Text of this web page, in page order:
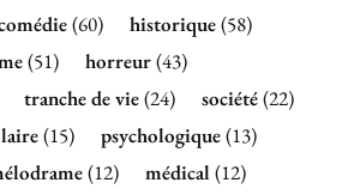
(60) historique(58)
(51) horreur(43)
tranche de vie(24) société(22)
(15) psychologique(13)
(12) médical(12)